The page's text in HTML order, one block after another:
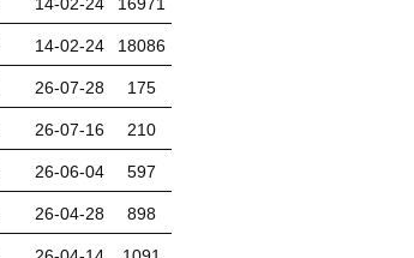
14-02-24 16971
14-02-24 18086
26-07-28 175
26-07-16 210
26-06-04 597
26-04-28 898